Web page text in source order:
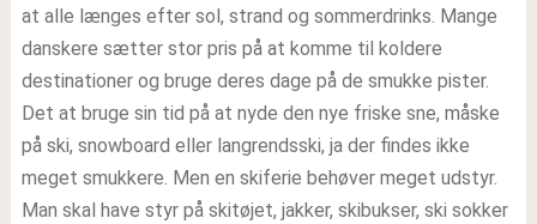
at alle længes efter sol, strand og sommerdrinks. Mange
danskere sætter stor pris på at komme til koldere
destinationer og bruge deres dage på de smukke pister.
Det at bruge sin tid på at nyde den nye friske sne, måske
på ski, snowboard eller langrendsski, ja der findes ikke
meget smukkere. Men en skiferie behøver meget udstyr.
Man skal have styr på skitøjet, jakker, skibukser, ski sokker